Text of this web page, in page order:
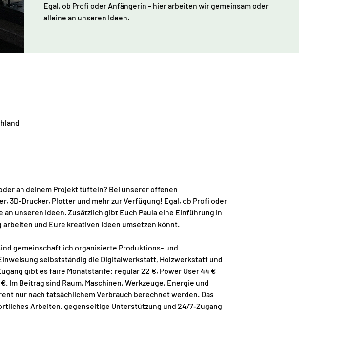
Egal, ob Profi oder Anfängerin – hier arbeiten wir gemeinsam oder
alleine an unseren Ideen.
an deinem Projekt tüfteln? Bei unserer offenen
3D-Drucker, Plotter und mehr zur Verfügung! Egal, ob Profi oder
unseren Ideen. Zusätzlich gibt Euch Paula eine Einführung in
und Eure kreativen Ideen umsetzen könnt.
gemeinschaftlich organisierte Produktions- und
selbstständig die Digitalwerkstatt, Holzwerkstatt und
gibt es faire Monatstarife: regulär 22 €, Power User 44 €
Im Beitrag sind Raum, Maschinen, Werkzeuge, Energie und
nur nach tatsächlichem Verbrauch berechnet werden. Das
Arbeiten, gegenseitige Unterstützung und 24/7-Zugang